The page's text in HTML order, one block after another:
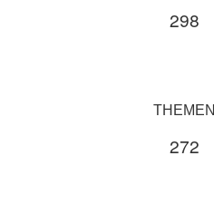
298
THEMEN
272